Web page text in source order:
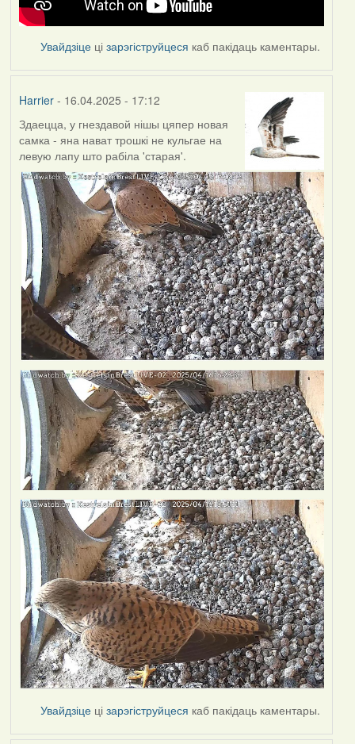
Увайдзіце цізарэгіструйцеся каб пакідаць каментары.
Harrier- 16.04.2025 - 17:12
Здаецца, у гнездавой нішы цяпер новая
самка - яна нават трошкі не кульгае на
левую лапу што рабіла 'старая'.
Увайдзіце цізарэгіструйцеся каб пакідаць каментары.